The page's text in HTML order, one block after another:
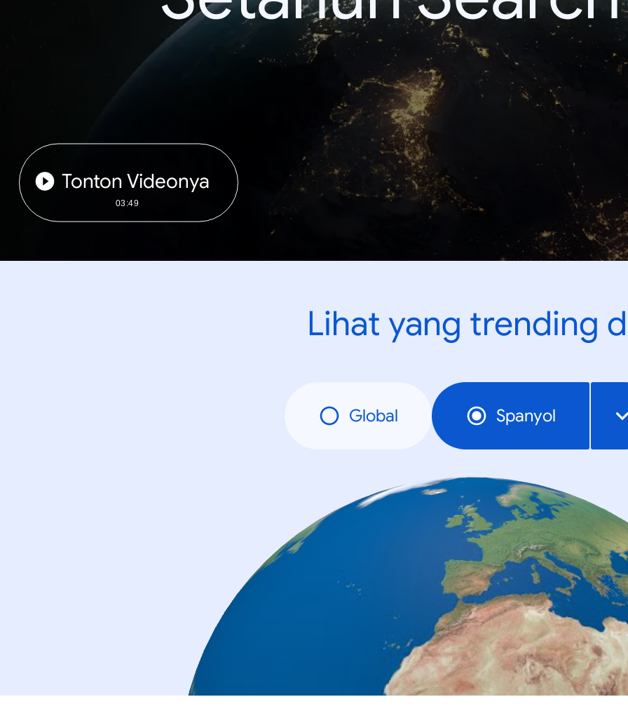
Tonton Videonya
03:49
Lihat yang trending
Global Spanyol